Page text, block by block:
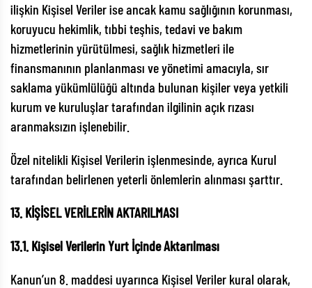
ilişkin Kişisel Veriler ise ancak kamu sağlığının korunması,
koruyucu hekimlik, tıbbi teşhis, tedavi ve bakım
hizmetlerinin yürütülmesi, sağlık hizmetleri ile
finansmanının planlanması ve yönetimi amacıyla, sır
saklama yükümlülüğü altında bulunan kişiler veya yetkili
kurum ve kuruluşlar tarafından ilgilinin açık rızası
aranmaksızın işlenebilir.
Özel nitelikli Kişisel Verilerin işlenmesinde, ayrıca Kurul
tarafından belirlenen yeterli önlemlerin alınması şarttır.
13. KİŞİSEL VERİLERİN AKTARILMASI
13.1. Kişisel Verilerin Yurt İçinde Aktarılması
Kanun’un 8. maddesi uyarınca Kişisel Veriler kural olarak,